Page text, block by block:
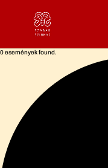
0 események found.